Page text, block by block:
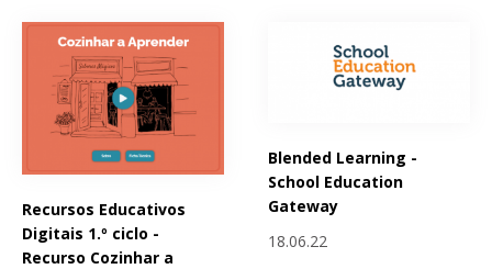
Recursos Educativos
Digitais 1.º ciclo -
Recurso Cozinhar a
Blended Learning -
School Education
Gateway
18.06.22